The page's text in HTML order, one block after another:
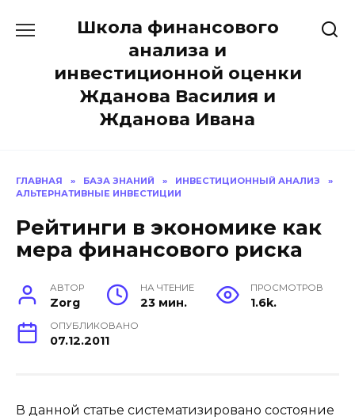
Школа финансового
анализа и
инвестиционной оценки
Жданова Василия и
Жданова Ивана
ГЛАВНАЯ » БАЗА ЗНАНИЙ » ИНВЕСТИЦИОННЫЙ АНАЛИЗ
»
АЛЬТЕРНАТИВНЫЕ ИНВЕСТИЦИИ
Рейтинги в экономике как
мера финансового риска
АВТОР
Zorg
НА ЧТЕНИЕ
23 мин.
ПРОСМОТРОВ
1.6k.
ОПУБЛИКОВАНО
07.12.2011
В данной статье систематизировано состояние